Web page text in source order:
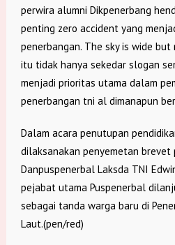
perwira alumni Dikpenerbang
penting zero accident yang
penerbangan. The sky is wide
itu tidak hanya sekedar slogan
menjadi prioritas utama dalam
penerbangan tni al dimanapun
Dalam acara penutupan
dilaksanakan penyemetan brevet
Danpuspenerbal Laksda TNI
pejabat utama Puspenerbal
sebagai tanda warga baru di
Laut.(pen/red)